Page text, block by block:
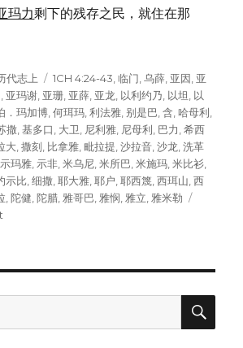
玛力剩下的残存之民，就住在那
代志上 Tags
1CH 4:24-43 ,临门 ,乌薛 亚因 亚
亚玛谢 亚珊 亚薛 亚龙 以利约乃 以坦 以
．玛加博 ,何珥玛 ,利法雅 别是巴 ,含 ,哈母利
撒 ,基多口 大卫 尼利雅 尼母利 巴力 ,希西
大 ,撒刻 比拿雅 ,毗拉提 ,沙拉音 ,沙龙 ,洗革
示玛雅 示非 ,米乌尼 ,米所巴 ,米施玛 ,米比衫
示比 ,细撒 ,耶大雅 ,耶户 ,耶西篾 ,西珥山 ,西
,陀健 ,陀腊 雅哥巴 雅悯 雅立 雅米勒
裔